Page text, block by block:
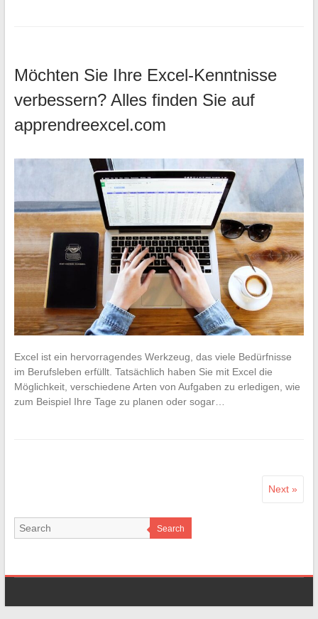
Möchten Sie Ihre Excel-Kenntnisse
verbessern? Alles finden Sie auf
apprendreexcel.com
Excel ist ein hervorragendes Werkzeug, das viele Bedürfnisse
im Berufsleben erfüllt. Tatsächlich haben Sie mit Excel die
Möglichkeit, verschiedene Arten von Aufgaben zu erledigen, wie
zum Beispiel Ihre Tage zu planen oder sogar…
Next »
Search